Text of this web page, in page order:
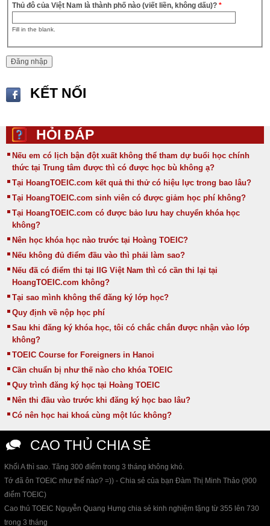
Thủ đô của Việt Nam là thành phố nào (viết liền, không dấu)?*
Fill in the blank.
KẾT NỐI
HỎI ĐÁP
Nếu em có lịch bận đột xuất không thể tham dự buổi học chính
thức tại Trung tâm được thì có được học bù không ạ?
Tại HoangTOEIC.com kết quả thi thử có hiệu lực trong bao lâu?
Tại HoangTOEIC.com sinh viên có được giảm học phí không?
Tại HoangTOEIC.com có được bảo lưu hay chuyển khóa học
không?
Nên học khóa học nào trước tại Hoàng TOEIC?
Nếu không đủ điểm đầu vào thì phải làm sao?
Nếu đã có điểm thi tại IIG Việt Nam thì có cần thi lại tại
HoangTOEIC.com không?
Tại sao mình không thể đăng ký lớp học?
Quy định về nộp học phí
Sau khi đăng ký khóa học, tôi có chắc chắn được nhận vào lớp
không?
TOEIC Course for Foreigners in Hanoi
Cần chuẩn bị như thế nào cho khóa TOEIC
Quy trình đăng ký học tại Hoàng TOEIC
Nên thi đầu vào trước khi đăng ký học bao lâu?
Có nên học hai khoá cùng một lúc không?
CAO THỦ CHIA SẺ
Khối A thì sao. Tăng 300 điểm trong 3 tháng không khó.
Tớ đã ôn TOEIC như thế nào? =)) - Chia sẻ của bạn Đàm Thị Minh Thảo (900
điểm TOEIC)
Cao thủ TOEIC Nguyễn Quang Hưng chia sẻ kinh nghiệm tặng từ 355 lên 730
trong 3 tháng